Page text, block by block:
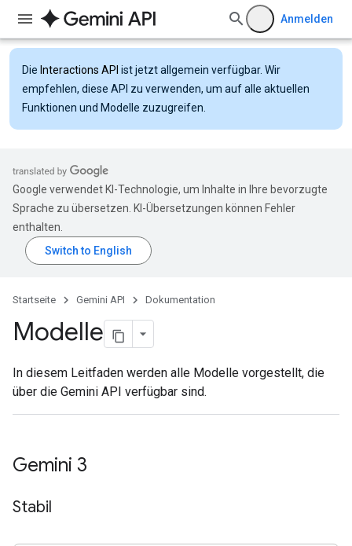
Anmelden
Die Interactions API ist jetzt allgemein verfügbar. Wir
empfehlen, diese API zu verwenden, um auf alle aktuellen
Funktionen und Modelle zuzugreifen.
Google verwendet KI-Technologie, um Inhalte in Ihre bevorzugte
Sprache zu übersetzen. KI-Übersetzungen können Fehler
enthalten.
Startseite Gemini API Dokumentation
Modelle
In diesem Leitfaden werden alle Modelle vorgestellt, die
über die Gemini API verfügbar sind.
Gemini 3
Stabil